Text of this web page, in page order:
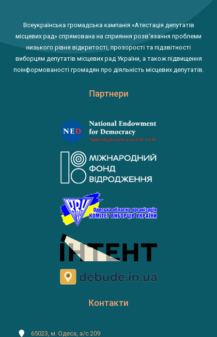
Всеукраїнська громадська кампанія «Атестація депутатів
місцевих рад» спрямована на сприяння розв'язання проблеми
низького рівня відкритості, прозорості та підзвітності
виборцям депутатів місцевих рад України, а також підвищення
поінформованості громадян про діяльність місцевих депутатів.
Партнери
Контакти
65023, м. Одеса, а/с 209